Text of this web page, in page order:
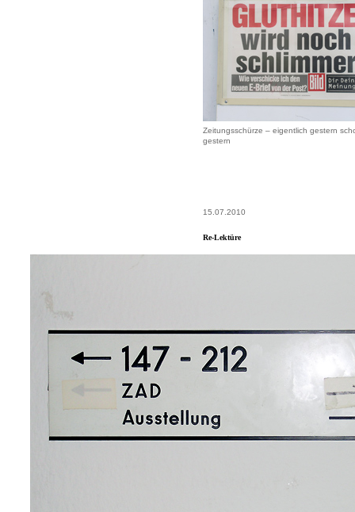
Zeitungsschürze – eigentlich gestern
gestern
15.07.2010
Re-Lektüre